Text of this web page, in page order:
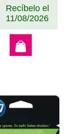
Recíbelo el
11/08/2026